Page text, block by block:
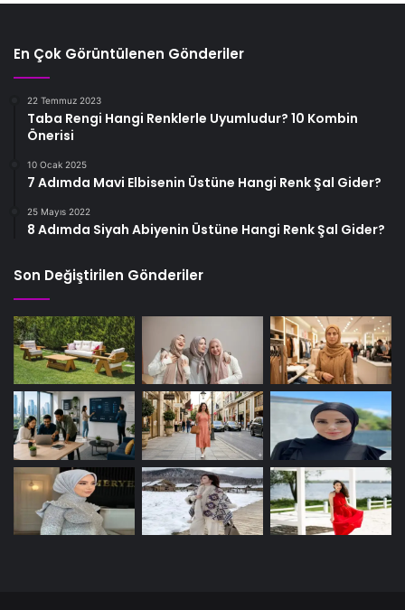
En Çok Görüntülenen Gönderiler
22 Temmuz 2023
Taba Rengi Hangi Renklerle Uyumludur? 10 Kombin
Önerisi
10 Ocak 2025
7 Adımda Mavi Elbisenin Üstüne Hangi Renk Şal Gider?
25 Mayıs 2022
8 Adımda Siyah Abiyenin Üstüne Hangi Renk Şal Gider?
Son Değiştirilen Gönderiler